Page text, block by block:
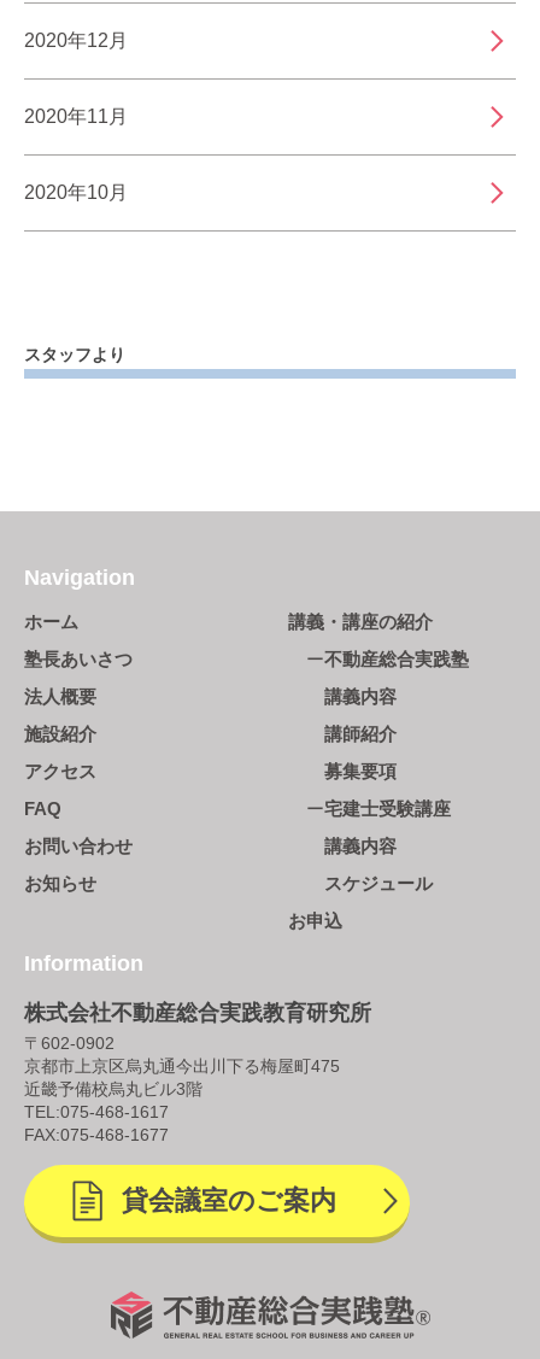
2020年12月
2020年11月
2020年10月
スタッフより
Navigation
ホーム
塾長あいさつ
法人概要
施設紹介
アクセス
FAQ
お問い合わせ
お知らせ
講義・講座の紹介
不動産総合実践塾
講義内容
講師紹介
募集要項
宅建士受験講座
講義内容
スケジュール
お申込
Information
株式会社不動産総合実践教育研究所
〒602-0902
京都市上京区烏丸通今出川下る梅屋町475
近畿予備校烏丸ビル3階
TEL:075-468-1617
FAX:075-468-1677
貸会議室のご案内